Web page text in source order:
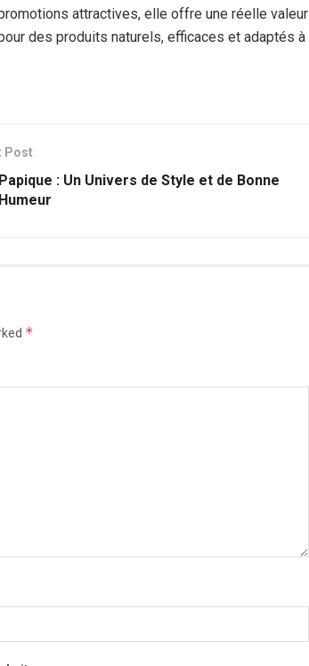
attractives, elle offre une réelle valeur
des produits naturels, efficaces et adaptés à
Post
Papique : Un Univers de Style et de Bonne
Humeur
*